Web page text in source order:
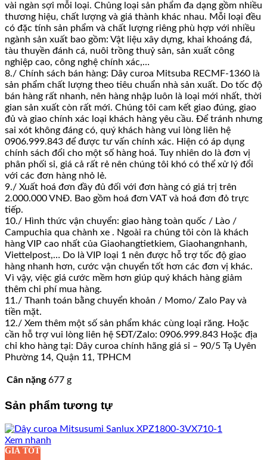
vài ngàn sợi mỗi loại. Chủng loại sản phẩm đa dạng gồm nhiều
thương hiệu, chất lượng và giá thành khác nhau. Mỗi loại đều
có đặc tính sản phẩm và chất lượng riêng phù hợp với nhiều
ngành sản xuất bao gồm: Vật liệu xây dựng, khai khoáng đá,
tàu thuyền đánh cá, nuôi trồng thuỷ sản, sản xuất công
nghiệp cao, công nghệ chính xác,…
8./ Chính sách bán hàng: Dây curoa Mitsuba RECMF-1360 là
sản phẩm chất lượng theo tiêu chuẩn nhà sản xuất. Do tốc độ
bán hàng rất nhanh, nên hàng nhập luôn là loại mới nhất, thời
gian sản xuất còn rất mới. Chúng tôi cam kết giao đúng, giao
đủ và giao chính xác loại khách hàng yêu cầu. Để tránh nhưng
sai xót không đáng có, quý khách hàng vui lòng liên hệ
0906.999.843 để được tư vấn chính xác. Hiện có áp dụng
chính sách đổi cho một số hàng hoá. Tuy nhiên do là đơn vị
phân phối sỉ, giá cả rất rẻ nên chúng tôi khó có thể xử lý đổi
với các đơn hàng nhỏ lẻ.
9./ Xuất hoá đơn đầy đủ đối với đơn hàng có giá trị trên
2.000.000 VNĐ. Bao gồm hoá đơn VAT và hoá đơn đỏ trực
tiếp.
10./ Hình thức vận chuyển: giao hàng toàn quốc / Lào /
Campuchia qua chành xe . Ngoài ra chúng tôi còn là khách
hàng VIP cao nhất của Giaohangtietkiem, Giaohangnhanh,
Viettelpost,… Do là VIP loại 1 nên được hỗ trợ tốc độ giao
hàng nhanh hơn, cước vận chuyển tốt hơn các đơn vị khác.
Vì vậy, việc giá cước mềm hơn giúp quý khách hàng giảm
thêm chi phí mua hàng.
11./ Thanh toán bằng chuyển khoản / Momo/ Zalo Pay và
tiền mặt.
12./ Xem thêm một số sản phẩm khác cùng loại răng. Hoặc
cần hỗ trợ vui lòng liên hệ SĐT/Zalo: 0906.999.843 Hoặc địa
chỉ kho hàng tại: Dây curoa chính hãng giá sỉ – 90/5 Tạ Uyên
Phường 14, Quận 11, TPHCM
Cân nặng 677 g
Sản phẩm tương tự
Xem nhanh
GIÁ TỐT